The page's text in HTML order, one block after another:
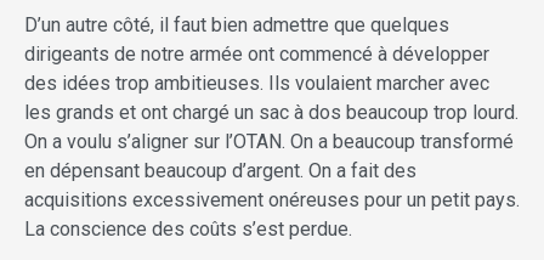
D’un autre côté, il faut bien admettre que quelques
dirigeants de notre armée ont commencé à développer
des idées trop ambitieuses. Ils voulaient marcher avec
les grands et ont chargé un sac à dos beaucoup trop lourd.
On a voulu s’aligner sur l’OTAN. On a beaucoup transformé
en dépensant beaucoup d’argent. On a fait des
acquisitions excessivement onéreuses pour un petit pays.
La conscience des coûts s’est perdue.